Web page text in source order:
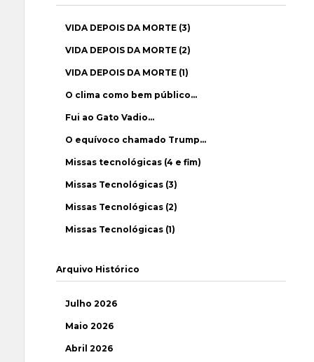
VIDA DEPOIS DA MORTE (3)
VIDA DEPOIS DA MORTE (2)
VIDA DEPOIS DA MORTE (1)
O clima como bem público…
Fui ao Gato Vadio…
O equívoco chamado Trump…
Missas tecnológicas (4 e fim)
Missas Tecnológicas (3)
Missas Tecnológicas (2)
Missas Tecnológicas (1)
Arquivo Histórico
Julho 2026
Maio 2026
Abril 2026